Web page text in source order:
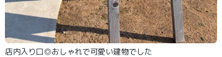
店内入り口◎おしゃれで可愛い建物でした